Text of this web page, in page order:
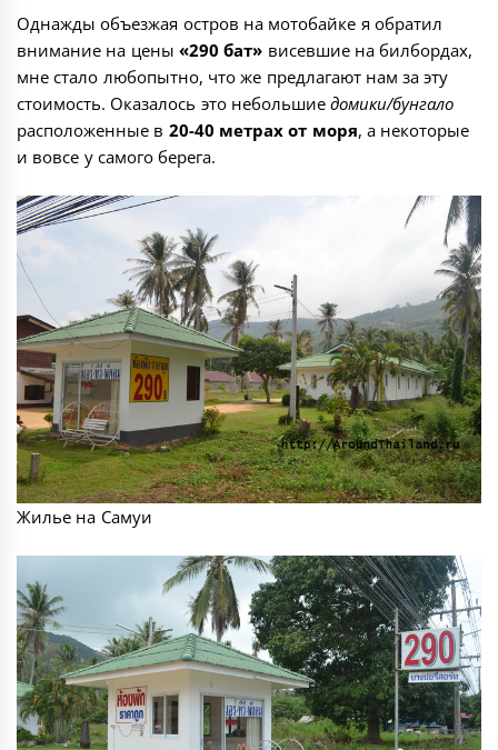
Однажды объезжая остров на мотобайке я обратил
внимание на цены «290 бат» висевшие на билбордах,
мне стало любопытно, что же предлагают нам за эту
стоимость. Оказалось это небольшиедомики/бунгало
расположенные в 20-40 метрах от моря, а некоторые
и вовсе у самого берега.
Жилье на Самуи